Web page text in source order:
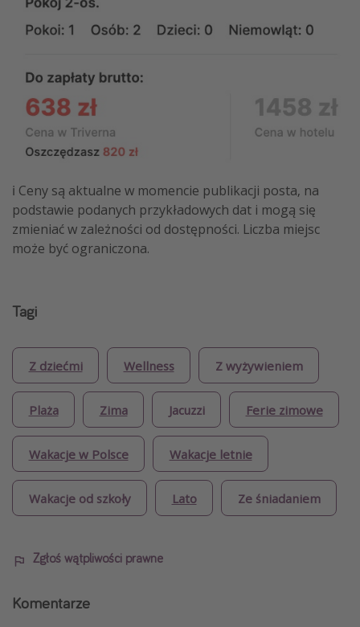
ℹ️ Ceny są aktualne w momencie publikacji posta, na
podstawie podanych przykładowych dat i mogą się
zmieniać w zależności od dostępności. Liczba miejsc
może być ograniczona.
Tagi
Z dziećmi Wellness Z wyżywieniem
Plaża Zima Jacuzzi Ferie zimowe
Wakacje w Polsce Wakacje letnie
Wakacje od szkoły Lato Ze śniadaniem
Zgłoś wątpliwości prawne
Komentarze